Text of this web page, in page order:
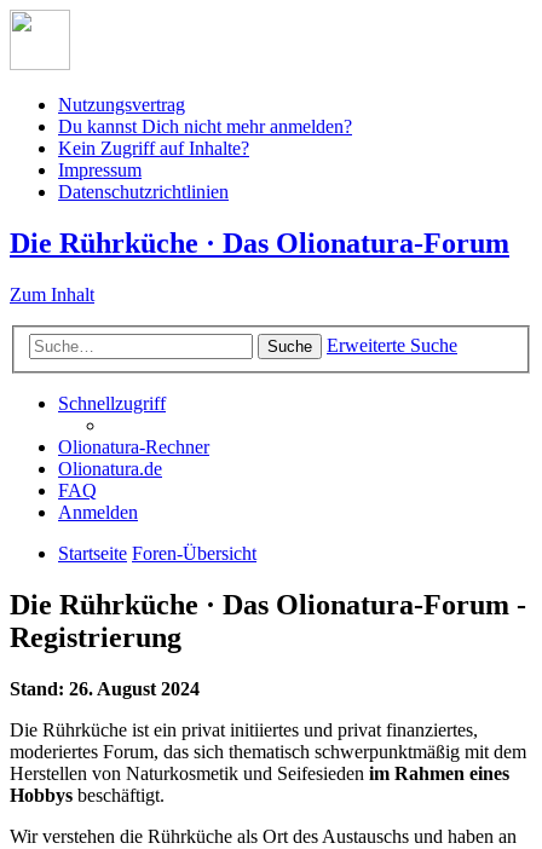
Nutzungsvertrag
Du kannst Dich nicht mehr anmelden?
Kein Zugriff auf Inhalte?
Impressum
Datenschutzrichtlinien
Die Rührküche · Das Olionatura-Forum
Zum Inhalt
Suche Erweiterte Suche
Schnellzugriff
Olionatura-Rechner
Olionatura.de
FAQ
Anmelden
Startseite Foren-Übersicht
Die Rührküche · Das Olionatura-Forum -
Registrierung
Stand: 26. August 2024
Die Rührküche ist ein privat initiiertes und privat finanziertes,
moderiertes Forum, das sich thematisch schwerpunktmäßig mit dem
Herstellen von Naturkosmetik und Seifesieden im Rahmen eines
Hobbys beschäftigt.
Wir verstehen die Rührküche als Ort des Austauschs und haben an